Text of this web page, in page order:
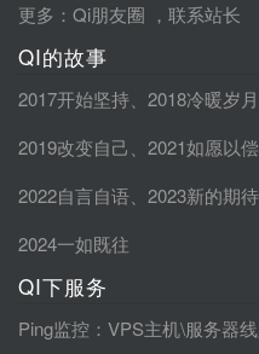
更多： Qi朋友圈 ， 联系站长
QI的故事
2017开始坚持
2018冷暖岁月
2019改变自己
2021如愿以偿
2022自言自语
2023新的期待
2024一如既往
QI下服务
Ping监控 ：VPS主机\服务器